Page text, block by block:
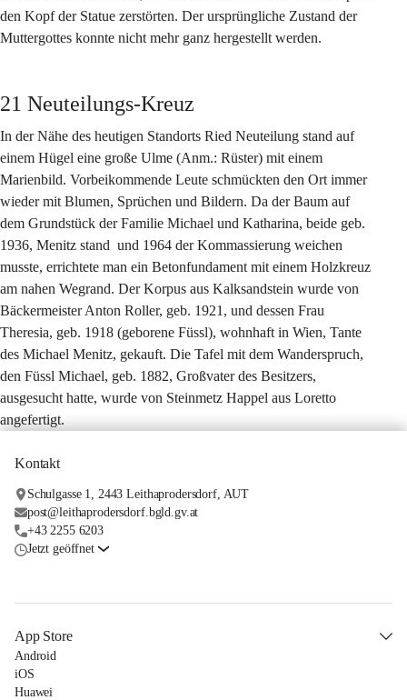
den Kopf der Statue zerstörten. Der ursprüngliche Zustand der
Muttergottes konnte nicht mehr ganz hergestellt werden.
21 Neuteilungs-Kreuz
In der Nähe des heutigen Standorts Ried Neuteilung stand auf
einem Hügel eine große Ulme (Anm.: Rüster) mit einem
Marienbild. Vorbeikommende Leute schmückten den Ort immer
wieder mit Blumen, Sprüchen und Bildern. Da der Baum auf
dem Grundstück der Familie Michael und Katharina, beide geb.
1936, Menitz stand  und 1964 der Kommassierung weichen
musste, errichtete man ein Betonfundament mit einem Holzkreuz
am nahen Wegrand. Der Korpus aus Kalksandstein wurde von
Bäckermeister Anton Roller, geb. 1921, und dessen Frau
Theresia, geb. 1918 (geborene Füssl), wohnhaft in Wien, Tante
des Michael Menitz, gekauft. Die Tafel mit dem Wanderspruch,
den Füssl Michael, geb. 1882, Großvater des Besitzers,
ausgesucht hatte, wurde von Steinmetz Happel aus Loretto
angefertigt.
Kontakt
Schulgasse 1, 2443 Leithaprodersdorf, AUT
post@leithaprodersdorf.bgld.gv.at
+43 2255 6203
Jetzt geöffnet
App Store
Android
iOS
Huawei